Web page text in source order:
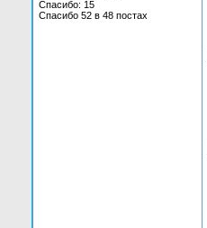
Спасибо: 15
Спасибо 52 в 48 постах